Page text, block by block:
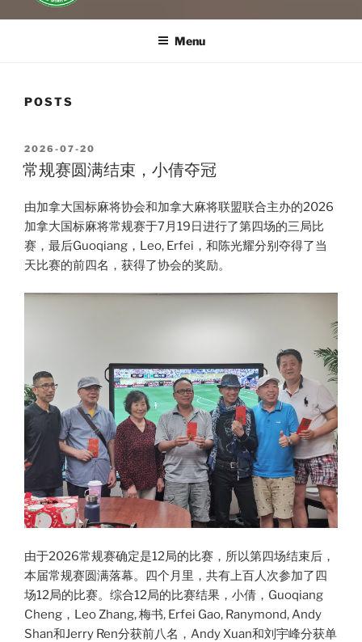
Menu
POSTS
POSTED
ON
2026-07-20
常规赛圆满结束，小倩夺冠
由加拿大国标麻将协会和加拿大麻将联盟联合主办的2026
加拿大国标麻将常规赛于7月19日进行了第四场的三局比
赛，最后Guoqiang，Leo, Erfei，和陈光耀分别夺得了当
天比赛的前四名，获得了协会的奖励。
由于2026常规赛确定是12局的比赛，所以第四场结束后，
本届常规赛圆满落幕。四个月里，共有上百人次参加了四
场12局的比赛。综合12局的比赛结果，小倩，Guoqiang
Cheng，Leo Zhang, 梅书, Erfei Gao, Ranymond, Andy
Shan和Jerry Ren分获前八名，Andy Xuan和刘宇峰分获单